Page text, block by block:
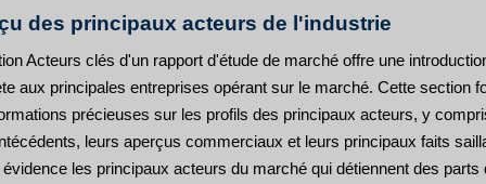
des principaux acteurs de l'industrie
Acteurs clés d'un rapport d'étude de marché offre une
aux principales entreprises opérant sur le marché. Cette section
précieuses sur les profils des principaux acteurs, y
leurs aperçus commerciaux et leurs principaux faits
les principaux acteurs du marché qui détiennent des parts